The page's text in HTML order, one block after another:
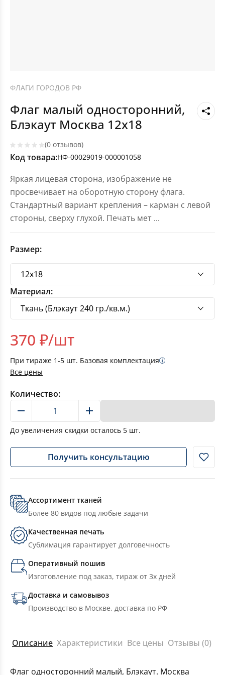
ФЛАГИ ГОРОДОВ РФ
Флаг малый односторонний,
Блэкаут Москва 12х18
(0 отзывов)
Код товара:НФ-00029019-000001058
Яркая лицевая сторона, изображение не
просвечивает на оборотную сторону флага.
Стандартный вариант крепления – карман с левой
стороны, сверху глухой. Печать мет ...
Размер:
Материал:
370 ₽/шт
При тираже 1-5 шт. Базовая комплектация
Все цены
Количество:
До увеличения скидки осталось 5 шт.
Получить консультацию
Ассортимент тканей
Более 80 видов под любые задачи
Качественная печать
Сублимация гарантирует долговечность
Оперативный пошив
Изготовление под заказ, тираж от 3х дней
Доставка и самовывоз
Производство в Москве, доставка по РФ
Описание Характеристики Все цены Отзывы (0)
Флаг односторонний малый, Блэкаут. Москва